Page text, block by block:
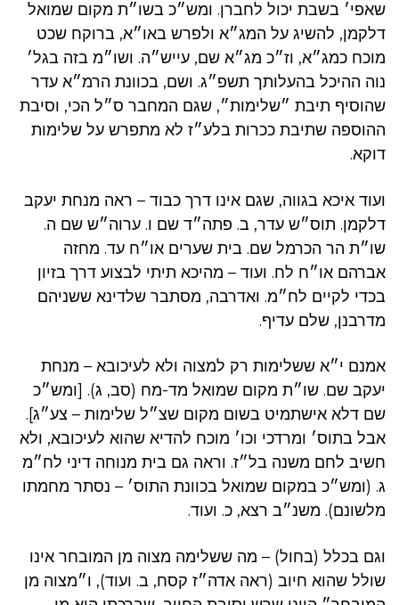
שאפי׳ בשבת יכול לחברן. ומש״כ בשו״ת מקום שמואל
דלקמן, להשיג על המג״א ולפרש באו״א, ברוקח שכט
מוכח כמג״א, וז״כ מג״א שם, עייש״ה. ושו״מ בזה בגל׳
נוה ההיכל בהעלותך תשפ״ג. ושם, בכוונת הרמ״א עדר
שהוסיף תיבת ״שלימות״, שגם המחבר ס״ל הכי, וסיבת
ההוספה שתיבת ככרות בלע״ז לא מתפרש על שלימות
דוקא.
ועוד איכא בגווה, שגם אינו דרך כבוד – ראה מנחת יעקב
דלקמן. תוס״ש עדר, ב. פתה״ד שם ו. ערוה״ש שם ה.
שו״ת הר הכרמל שם. בית שערים או״ח עד. מחזה
אברהם או״ח לח. ועוד – מהיכא תיתי לבצוע דרך בזיון
בכדי לקיים לח״מ. ואדרבה, מסתבר שלדינא ששניהם
מדרבנן, שלם עדיף.
אמנם י״א ששלימות רק למצוה ולא לעיכובא – מנחת
יעקב שם. שו״ת מקום שמואל מד-מח (סב, ג). [ומש״כ
שם דלא אישתמיט בשום מקום שצ״ל שלימות – צע״ג].
אבל בתוס׳ ומרדכי וכו׳ מוכח להדיא שהוא לעיכובא, ולא
חשיב לחם משנה בל״ז. וראה גם בית מנוחה דיני לח״מ
ג. (ומש״כ במקום שמואל בכוונת התוס׳ – נסתר מחמתו
מלשונם). משנ״ב רצא, כ. ועוד.
וגם בכלל (בחול) – מה ששלימה מצוה מן המובחר אינו
שולל שהוא חיוב (ראה אדה״ז קסח, ב. ועוד), ו״מצוה מן